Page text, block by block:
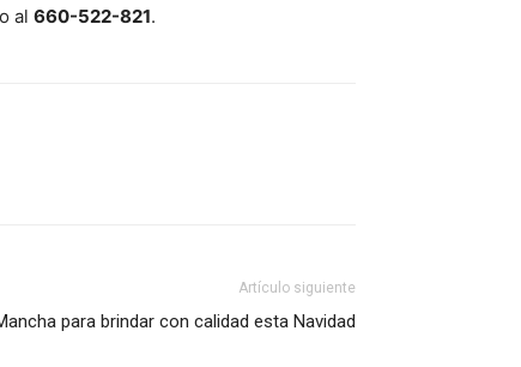
al 660-522-821.
Artículo siguiente
para brindar con calidad esta Navidad